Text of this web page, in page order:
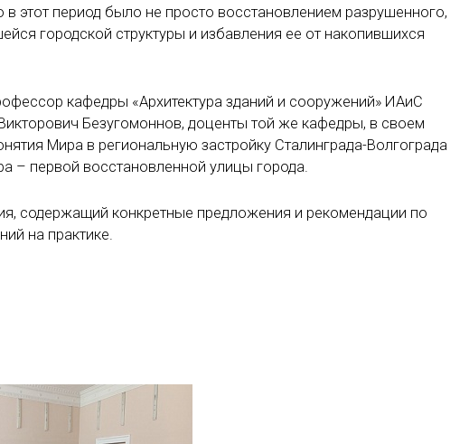
в этот период было не просто восстановлением разрушенного,
городской структуры и избавления ее от накопившихся
кафедры «Архитектура зданий и сооружений» ИАиС
Безугомоннов, доценты той же кафедры, в своем
Мира в региональную застройку Сталинграда-Волгограда
– первой восстановленной улицы города.
содержащий конкретные предложения и рекомендации по
на практике.